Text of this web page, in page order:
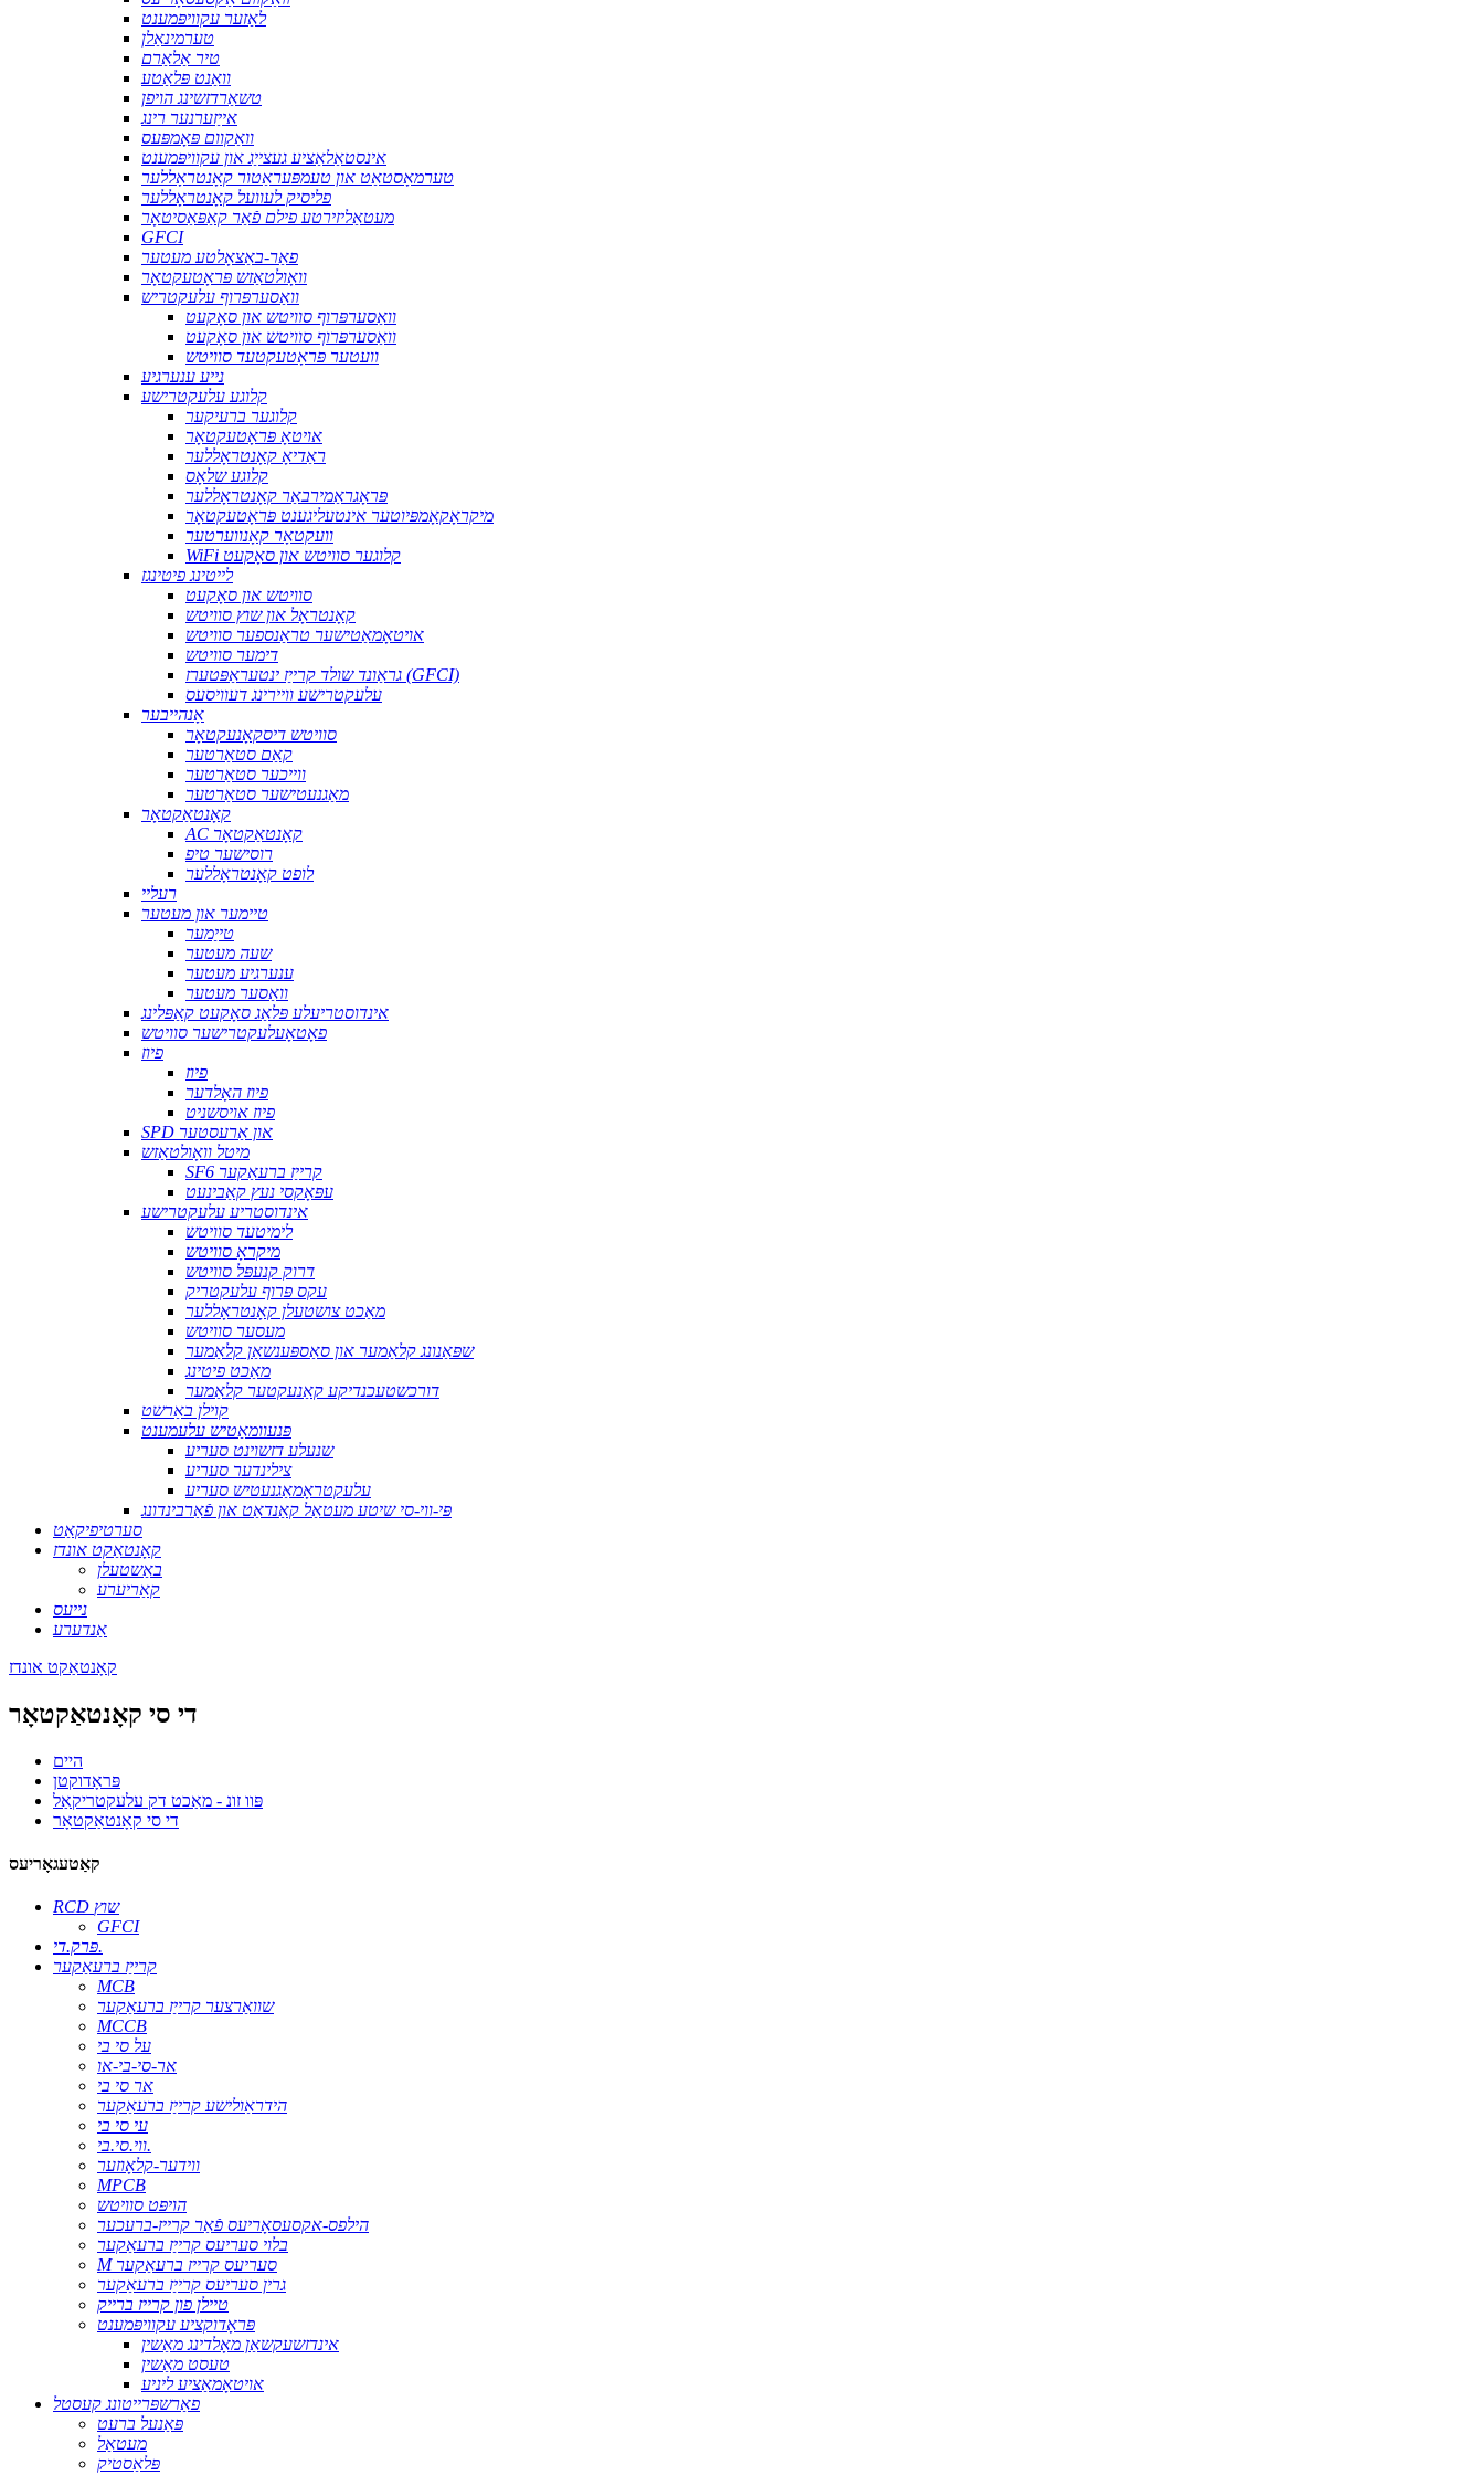
לאַזער עקוויפּמענט
טערמינאַלן
טיר אַלאַרם
וואַנט פּלאַטע
טשאַרדזשינג הויפן
אייַזערנער רינג
וואַקוום פּאָמפּעס
אינסטאַלאַציע געצייַג און עקוויפּמענט
טערמאָסטאַט און טעמפּעראַטור קאָנטראָללער
פליסיק לעוועל קאָנטראָללער
מעטאַליזירטע פילם פֿאַר קאַפּאַסיטאָר
GFCI
פאַר-באַצאָלטע מעטער
וואָולטאַזש פּראָטעקטאָר
וואַסערפּרוף עלעקטריש
וואַסערפּרוף סוויטש און סאָקעט
וואַסערפּרוף סוויטש און סאָקעט
וועטער פּראָטעקטעד סוויטש
נייע ענערגיע
קלוגע עלעקטרישע
קלוגער ברעיקער
אויטאָ פּראָטעקטאָר
ראַדיאָ קאָנטראָללער
קלוגע שלאָס
פּראָגראַמירבאַר קאָנטראָללער
מיקראָקאָמפּיוטער אינטעליגענט פּראָטעקטאָר
וועקטאָר קאָנווערטער
WiFi קלוגער סוויטש און סאָקעט
לייטינג פיטינגז
סוויטש און סאָקעט
קאָנטראָל און שוץ סוויטש
אויטאָמאַטישער טראַנספער סוויטש
דימער סוויטש
גראַונד שולד קרייַז ינטעראַפּטערז (GFCI)
עלעקטרישע וויירינג דעוויסעס
אָנהייבער
סוויטש דיסקאָנעקטאָר
קאַם סטאַרטער
ווייכער סטאַרטער
מאַגנעטישער סטאַרטער
קאָנטאַקטאָר
AC קאָנטאַקטאָר
רוסישער טיפ
לופט קאָנטראָללער
רעליי
טיימער און מעטער
טייַמער
שעה מעטער
ענערגיע מעטער
וואַסער מעטער
אינדוסטריעלע פּלאַג סאָקעט קאַפּלינג
פאָטאָעלעקטרישער סוויטש
פיוז
פיוז
פיוז האָלדער
פיוז אויסשניט
SPD און אַרעסטער
מיטל וואָולטאַזש
SF6 קרייַז ברעאַקער
עפּאָקסי נעץ קאַבינעט
אינדוסטריע עלעקטרישע
לימיטעד סוויטש
מיקראָ סוויטש
דרוק קנעפּל סוויטש
עקס פּרוף עלעקטריק
מאַכט צושטעלן קאָנטראָללער
מעסער סוויטש
שפּאַנונג קלאַמער און סאַספּענשאַן קלאַמער
מאַכט פיטינג
דורכשטעכנדיקע קאַנעקטער קלאַמער
קוילן באַרשט
פּנעוומאַטיש עלעמענט
שנעלע דזשוינט סעריע
צילינדער סעריע
עלעקטראָמאַגנעטיש סעריע
פּי-ווי-סי שיטע מעטאַל קאַנדאַט און פֿאַרבינדונג
סערטיפיקאַט
קאָנטאַקט אונדז
באַשטעלן
קאַריערע
נייעס
אַנדערע
קאָנטאַקט אונדז
די סי קאָנטאַקטאָר
היים
פּראָדוקטן
פּוו זונ - מאַכט דק עלעקטריקאַל
די סי קאָנטאַקטאָר
קאַטעגאָריעס
RCD שוץ
GFCI
פּרק.די.
קרייַז ברעאַקער
MCB
שוואַרצער קרייַז ברעאַקער
MCCB
על סי בי
אר-סי-בי-או
אר סי בי
הידראַולישע קרייַז ברעאַקער
עי סי בי
ווי.סי.בי.
ווידער-קלאָוזער
MPCB
הויפּט סוויטש
הילפס-אקסעסאָריעס פֿאַר קרייז-ברעכער
בלוי סעריעס קרייַז ברעאַקער
M סעריעס קרייז ברעאַקער
גרין סעריעס קרייַז ברעאַקער
טיילן פון קרייז ברייק
פּראָדוקציע עקוויפּמענט
אינדזשעקשאַן מאָלדינג מאַשין
טעסט מאַשין
אויטאָמאַציע ליניע
פאַרשפּרייטונג קעסטל
פּאַנעל ברעט
מעטאַל
פּלאַסטיק